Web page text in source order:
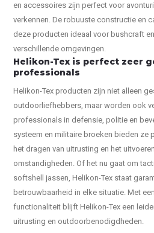
en accessoires zijn perfect voor
verkennen. De robuuste constructie en
deze producten ideaal voor bushcraft
verschillende omgevingen.
Helikon-Tex is perfect zeer
professionals
Helikon-Tex producten zijn niet alleen
outdoorliefhebbers, maar worden ook
professionals in defensie, politie en
systeem en militaire broeken bieden
het dragen van uitrusting en het
omstandigheden. Of het nu gaat om
softshell jassen, Helikon-Tex staat
betrouwbaarheid in elke situatie. Met
functionaliteit blijft Helikon-Tex een
uitrusting en outdoorbenodigdheden.